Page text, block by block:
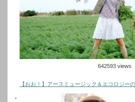
642593 views
【おお！】アースミュージック＆エコロジー